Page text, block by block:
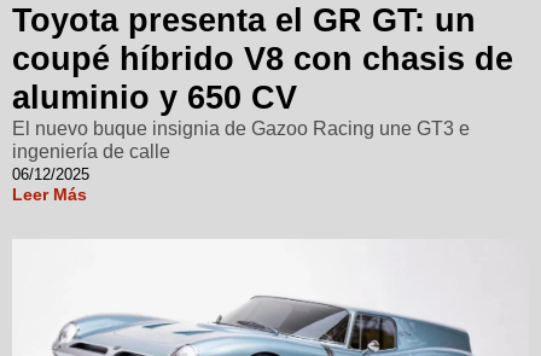
Toyota presenta el GR GT: un
coupé híbrido V8 con chasis de
aluminio y 650 CV
El nuevo buque insignia de Gazoo Racing une GT3 e
ingeniería de calle
06/12/2025
Leer Más